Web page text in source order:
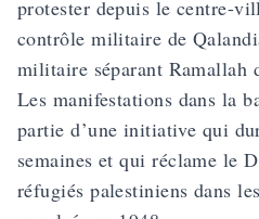
protester depuis le centre-
contrôle militaire de
militaire séparant Ramallah
Les manifestations dans la
partie d’une initiative qui
semaines et qui réclame le
réfugiés palestiniens dans